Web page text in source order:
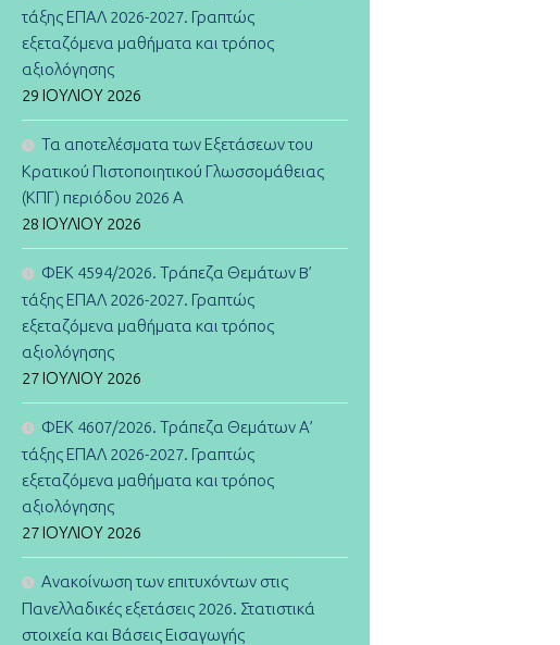
τάξης ΕΠΑΛ 2026-2027. Γραπτώς
εξεταζόμενα μαθήματα και τρόπος
αξιολόγησης
29 ΙΟΥΛΊΟΥ 2026
Τα αποτελέσματα των Εξετάσεων του
Κρατικού Πιστοποιητικού Γλωσσομάθειας
(ΚΠΓ) περιόδου 2026 Α
28 ΙΟΥΛΊΟΥ 2026
ΦΕΚ 4594/2026. Τράπεζα Θεμάτων B’
τάξης ΕΠΑΛ 2026-2027. Γραπτώς
εξεταζόμενα μαθήματα και τρόπος
αξιολόγησης
27 ΙΟΥΛΊΟΥ 2026
ΦΕΚ 4607/2026. Τράπεζα Θεμάτων Α’
τάξης ΕΠΑΛ 2026-2027. Γραπτώς
εξεταζόμενα μαθήματα και τρόπος
αξιολόγησης
27 ΙΟΥΛΊΟΥ 2026
Ανακοίνωση των επιτυχόντων στις
Πανελλαδικές εξετάσεις 2026. Στατιστικά
στοιχεία και Βάσεις Εισαγωγής